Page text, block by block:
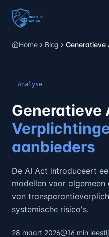
Home Blog Generatieve
Analyse
Generatieve
aanbieders
De AI Act introduceert
modellen voor algemeen
van
systemische risico's.
28 maart 2026 16 min